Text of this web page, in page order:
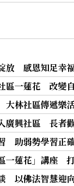
放 感恩知足幸
區一蓮花 改變
林社區傳遞樂
廣興社區 長者
助弱勢學習正
一蓮花」講座
以佛法智慧迎